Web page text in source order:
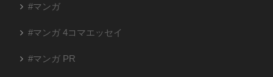
#マンガ
#マンガ 4コマエッセイ
#マンガ PR